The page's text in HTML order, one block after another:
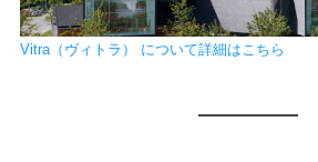
Vitra（ヴィトラ） について詳細はこちら